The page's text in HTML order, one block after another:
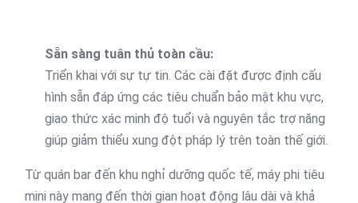
Sẵn sàng tuân thủ toàn cầu:
Triển khai với sự tự tin. Các cài đặt được định cấu
hình sẵn đáp ứng các tiêu chuẩn bảo mật khu vực,
giao thức xác minh độ tuổi và nguyên tắc trợ năng
giúp giảm thiểu xung đột pháp lý trên toàn thế giới.
Từ quán bar đến khu nghỉ dưỡng quốc tế, máy phi tiêu
mini này mang đến thời gian hoạt động lâu dài và khả